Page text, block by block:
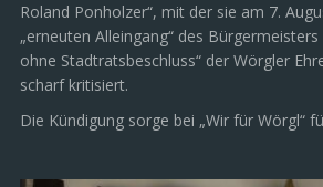
Roland Ponholzer“, mit der sie am 7.
„erneuten Alleingang“ des
ohne Stadtratsbeschluss“ der Wörgler
scharf kritisiert.
Die Kündigung sorge bei „Wir für Wörgl“